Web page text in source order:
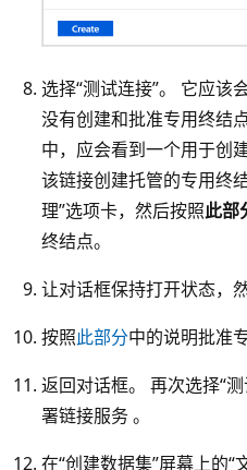
选择“测试连接”。 它应该
没有创建和批准专用终结
中，应会看到一个用于创
该链接创建托管的专用终
理”选项卡，然后按照此部
终结点。
让对话框保持打开状态，
按照此部分中的说明批准
返回对话框。 再次选择“
署链接服务 。
在“创建数据集”屏幕上的